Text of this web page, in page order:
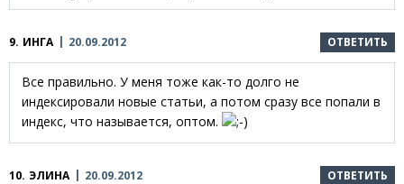
9. ИНГА 20.09.2012 ОТВЕТИТЬ
Все правильно. У меня тоже как-то долго не
индексировали новые статьи, а потом сразу все попали в
индекс, что называется, оптом.
10. ЭЛИНА 20.09.2012 ОТВЕТИТЬ